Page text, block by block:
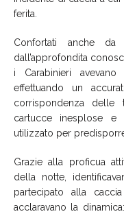
ferita.
Confortati anche da
dall’approfondita
i Carabinieri
effettuando un
corrispondenza delle
cartucce inesplose e
utilizzato per
Grazie alla proficua
della notte,
partecipato alla
acclaravano la